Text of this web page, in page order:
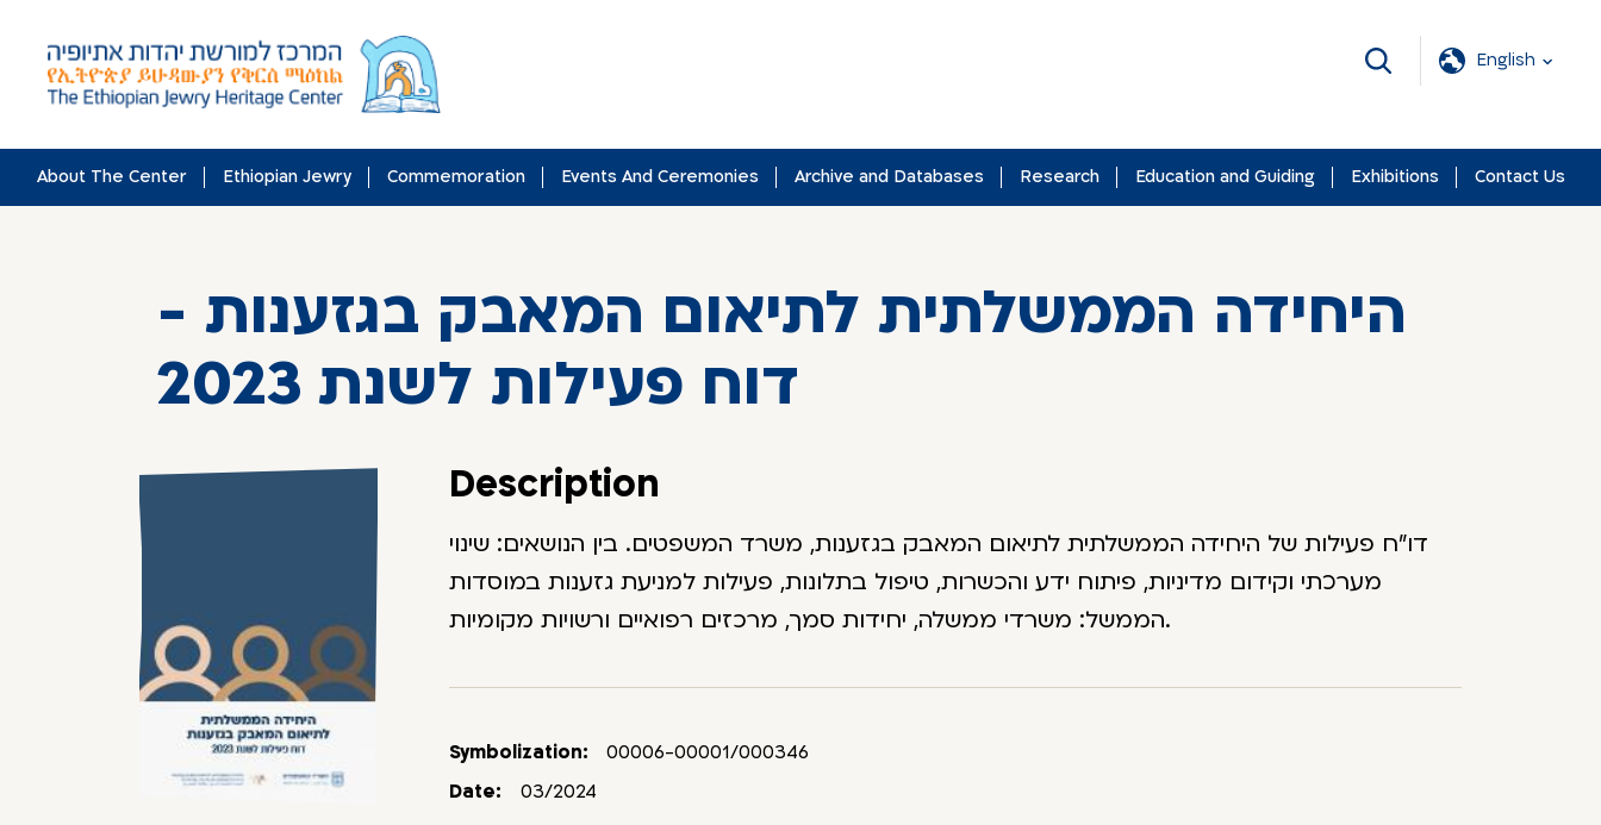
content
English
About The Center Ethiopian Jewry Commemoration Events And Ceremonies Archive and Databases Research Education and Guiding Exhibitions Contact Us
היחידה הממשלתית לתיאום המאבק בגזענות -
דוח פעילות לשנת 2023
Description
דו"ח פעילות של היחידה הממשלתית לתיאום המאבק בגזענות, משרד המשפטים. בין הנושאים: שינוי
מערכתי וקידום מדיניות, פיתוח ידע והכשרות, טיפול בתלונות, פעילות למניעת גזענות במוסדות
הממשל: משרדי ממשלה, יחידות סמך, מרכזים רפואיים ורשויות מקומיות.
Symbolization:
00006-00001/000346
Date:
03/2024